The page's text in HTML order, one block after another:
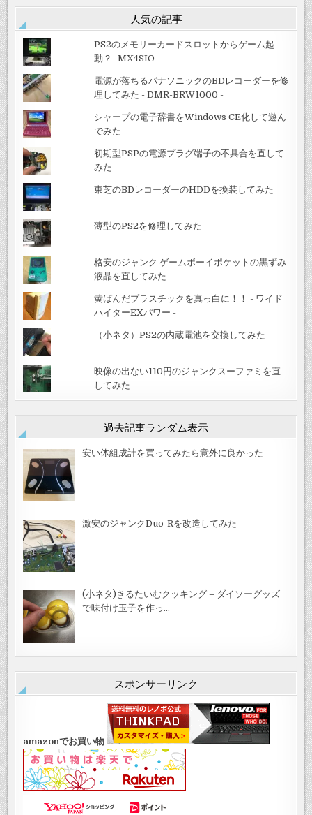
人気の記事
PS2のメモリーカードスロットからゲーム起
動？ -MX4SIO-
電源が落ちるパナソニックのBDレコーダーを修
理してみた - DMR-BRW1000 -
シャープの電子辞書をWindows CE化して遊ん
でみた
初期型PSPの電源プラグ端子の不具合を直して
みた
東芝のBDレコーダーのHDDを換装してみた
薄型のPS2を修理してみた
格安のジャンク ゲームボーイポケットの黒ずみ
液晶を直してみた
黄ばんだプラスチックを真っ白に！！ - ワイド
ハイターEXパワー -
（小ネタ）PS2の内蔵電池を交換してみた
映像の出ない110円のジャンクスーファミを直
してみた
過去記事ランダム表示
安い体組成計を買ってみたら意外に良かった
激安のジャンクDuo-Rを改造してみた
(小ネタ)きるたいむクッキング – ダイソーグッズ
で味付け玉子を作っ…
スポンサーリンク
amazonでお買い物